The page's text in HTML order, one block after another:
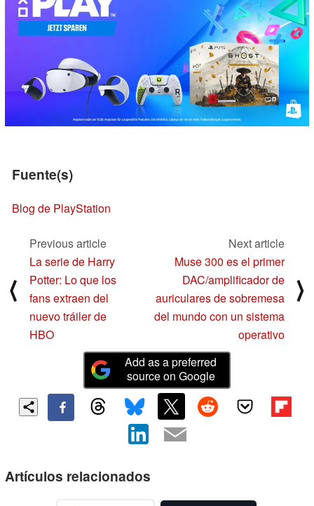
Fuente(s)
Blog de PlayStation
⟨
Previous article
La serie de Harry
Potter: Lo que los
fans extraen del
nuevo tráiler de
HBO
Next article
Muse 300 es el primer
DAC/amplificador de
auriculares de sobremesa
del mundo con un sistema
operativo
⟩
Add as a preferred
source on Google
Artículos relacionados